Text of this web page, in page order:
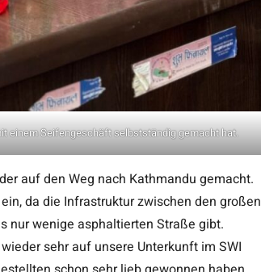
einem Seifengeschäft selbstständig gemacht hat.
auf den Weg nach Kathmandu gemacht.
da die Infrastruktur zwischen den großen
nur wenige asphaltierten Straße gibt.
sehr auf unsere Unterkunft im SWI